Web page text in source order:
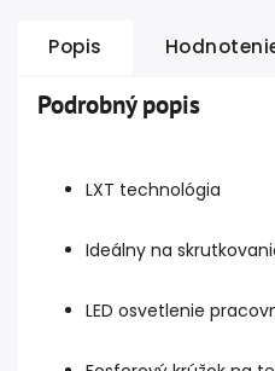
Popis
Podrobný popis
LXT technológia
Ideálny na
LED osvetlenie